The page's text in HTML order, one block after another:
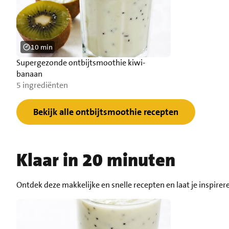
Supergezonde ontbijtsmoothie kiwi-
banaan
5 ingrediënten
10 min
Bekijk alle ontbijtsmoothie recepten
Klaar in 20 minuten
Ontdek deze makkelijke en snelle recepten en laat je